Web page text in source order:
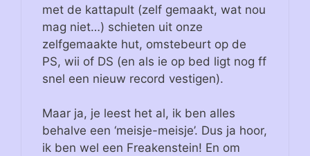
met de kattapult (zelf gemaakt, wat nou
mag niet…) schieten uit onze
zelfgemaakte hut, omstebeurt op de
PS, wii of DS (en als ie op bed ligt nog ff
snel een nieuw record vestigen).
Maar ja, je leest het al, ik ben alles
behalve een ‘meisje-meisje’. Dus ja hoor,
ik ben wel een Freakenstein! En om